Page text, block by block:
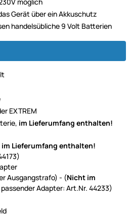
Gerät über ein Akkuschutz
handelsübliche 9 Volt Batterien
EXTREM
im Lieferumfang enthalten!
Lieferumfang enthalten!
Ausgangstrafo) - (Nicht im
passender Adapter: Art.Nr. 44233)